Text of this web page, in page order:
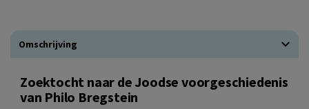
Omschrijving
Zoektocht naar de Joodse voorgeschiedenis
van Philo Bregstein